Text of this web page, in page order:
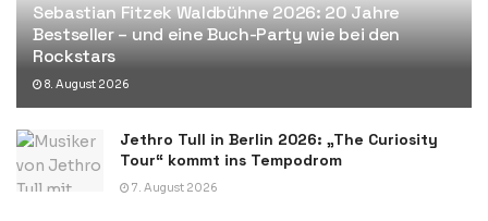
Sebastian Fitzek Waldbühne 2026: 20 Jahre
Bestseller – und eine Buch-Party wie bei den
Rockstars
8. August 2026
Jethro Tull in Berlin 2026: „The Curiosity
Tour“ kommt ins Tempodrom
7. August 2026